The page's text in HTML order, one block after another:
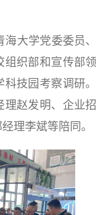
海大学党委委员、
组织部和宣传部领
技园考察调研。
赵发明、 企业招
理李斌等陪同。